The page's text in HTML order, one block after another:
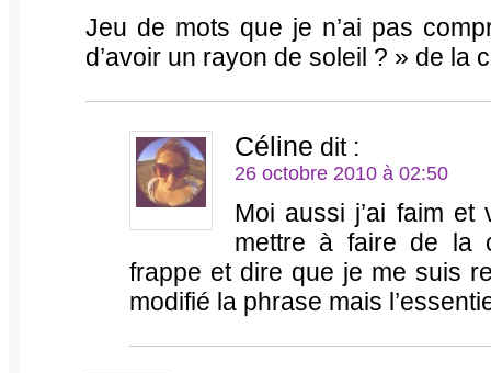
Jeu de mots que je n’ai pas
d’avoir un rayon de soleil ? » de la
Céline dit :
26 octobre 2010 à 02:50
Moi aussi j’ai faim et
mettre à faire de la
frappe et dire que je me suis
modifié la phrase mais